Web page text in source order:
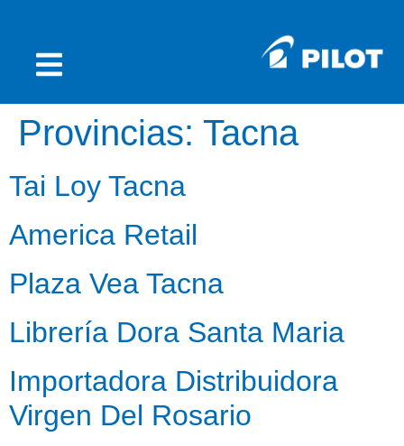
Provincias: Tacna
Tai Loy Tacna
America Retail
Plaza Vea Tacna
Librería Dora Santa Maria
Importadora Distribuidora
Virgen Del Rosario